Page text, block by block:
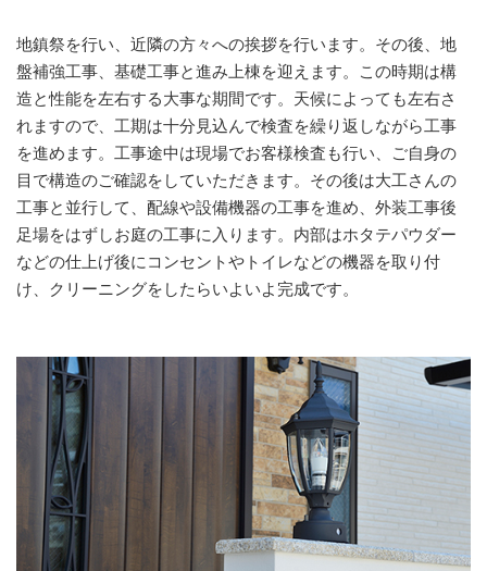
地鎮祭を行い、近隣の方々への挨拶を行います。その後、地
盤補強工事、基礎工事と進み上棟を迎えます。この時期は構
造と性能を左右する大事な期間です。天候によっても左右さ
れますので、工期は十分見込んで検査を繰り返しながら工事
を進めます。工事途中は現場でお客様検査も行い、ご自身の
目で構造のご確認をしていただきます。その後は大工さんの
工事と並行して、配線や設備機器の工事を進め、外装工事後
足場をはずしお庭の工事に入ります。内部はホタテパウダー
などの仕上げ後にコンセントやトイレなどの機器を取り付
け、クリーニングをしたらいよいよ完成です。